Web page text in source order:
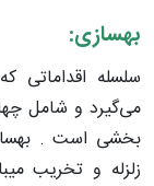
بهسازی:
سلسله اقداماتی
می‌گیرد و شامل
بخشی است .
زلزله و تخریب